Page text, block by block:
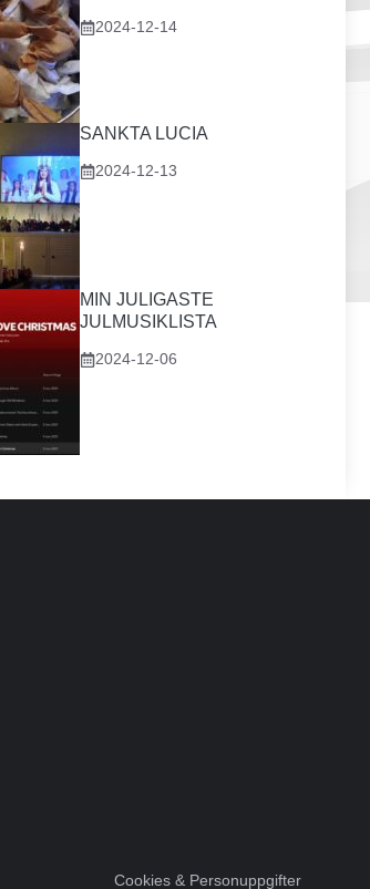
2024-12-14
SANKTA LUCIA
2024-12-13
MIN JULIGASTE
JULMUSIKLISTA
2024-12-06
Cookies & Personuppgifter